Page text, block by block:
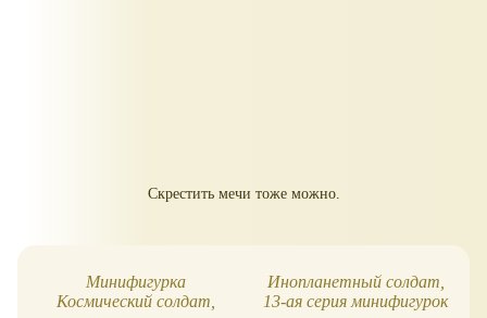
Скрестить мечи тоже можно.
Минифигурка
Космический солдат,
Инопланетный солдат,
13-ая серия минифигурок